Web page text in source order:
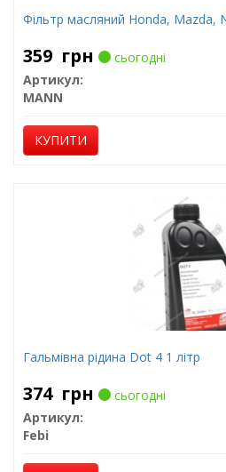
Фільтр масляний Honda, Mazda,
359 грн
сьогодні
Артикул:
MANN
КУПИТИ
Гальмівна рідина Dot 4 1 літр
374 грн
сьогодні
Артикул:
Febi